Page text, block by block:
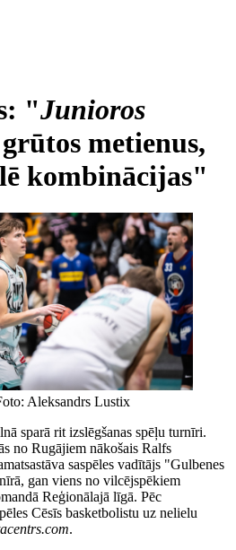
"Junioros
metienus,
kombinācijas"
Aleksandrs Lustix
sparā rit izslēgšanas spēļu turnīri.
no Rugājiem nākošais Ralfs
saspēles vadītājs "Gulbenes
gan viens no vilcējspēkiem
Reģionālajā līgā. Pēc
Cēsīs basketbolistu uz nelielu
.